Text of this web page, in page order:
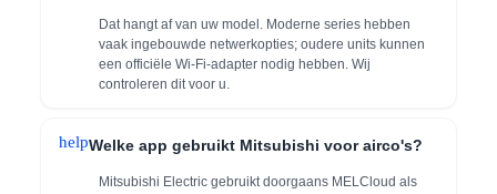
Dat hangt af van uw model. Moderne series hebben
vaak ingebouwde netwerkopties; oudere units kunnen
een officiële Wi‑Fi‑adapter nodig hebben. Wij
controleren dit voor u.
helpWelke app gebruikt Mitsubishi voor airco's?
Mitsubishi Electric gebruikt doorgaans MELCloud als